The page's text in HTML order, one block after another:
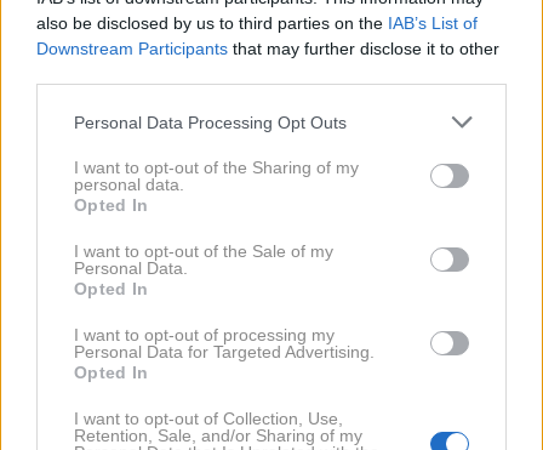
also be disclosed by us to third parties on the IAB’s List of
Downstream Participants that may further disclose it to other
Please note that this website/app uses one or more Google
not limited to your visit or usage behaviour. You may click to
grant or deny consent to Google and its third-party tags to
use your data for below specified purposes in below Google
consent section.
Personal Data Processing Opt Outs
I want to opt-out of the Sharing of my
personal data.
Opted In
I want to opt-out of the Sale of my
Personal Data.
Opted In
I want to opt-out of processing my
Personal Data for Targeted Advertising.
Opted In
I want to opt-out of Collection, Use,
Retention, Sale, and/or Sharing of my
NEWS
Πόσο τρυφερό! Λίλα Μπακλέση: Η πρώτη
φωτογραφία από το μαιευρήριο μετά τη
γέννηση του γιου της